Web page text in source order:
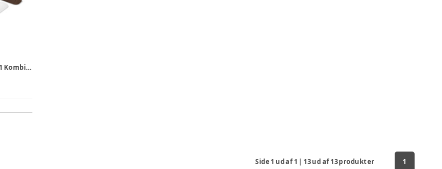
Lionelo Mika plus 2in1 Kombivogn - Mocha Mousse
Side 1 ud af1 | 13ud af13produkter 1